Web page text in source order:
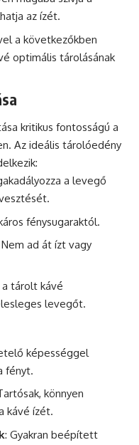
az ízét.
a következőkben
optimális tárolásának
kritikus fontosságú a
Az ideális tárolóedény
a levegő
fénysugaraktól.
Nem ad át ízt vagy
a tárolt kávé
levegőt.
képességgel
fényt.
könnyen
kávé ízét.
: Gyakran beépített